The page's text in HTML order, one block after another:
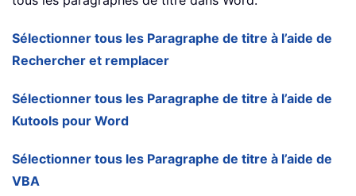
Sélectionner tous les Paragraphe de titre à l’aide de
Rechercher et remplacer
Sélectionner tous les Paragraphe de titre à l’aide de
Kutools pour Word
Sélectionner tous les Paragraphe de titre à l’aide de
VBA